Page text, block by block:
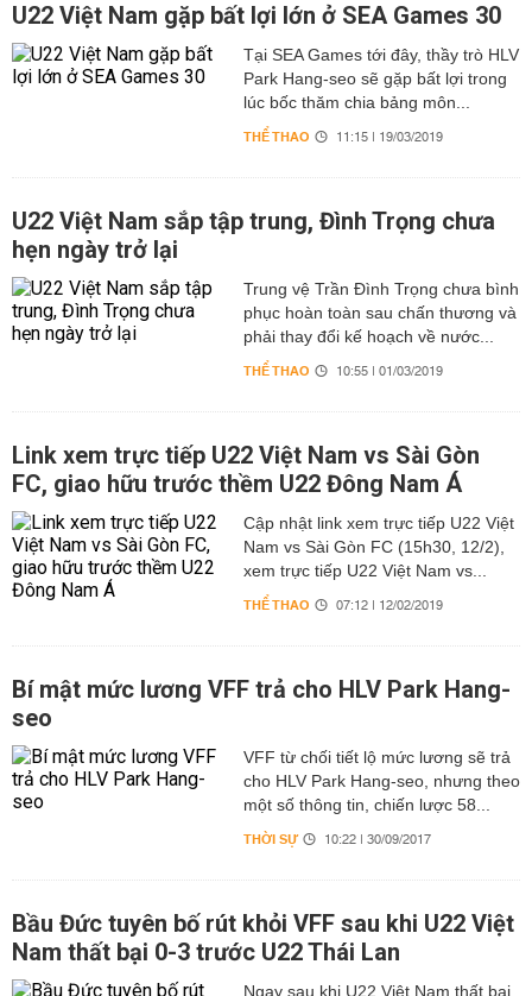
U22 Việt Nam gặp bất lợi lớn ở SEA Games 30
Tại SEA Games tới đây, thầy trò HLV
Park Hang-seo sẽ gặp bất lợi trong
lúc bốc thăm chia bảng môn...
THỂ THAO 11:15 | 19/03/2019
U22 Việt Nam sắp tập trung, Đình Trọng chưa
hẹn ngày trở lại
Trung vệ Trần Đình Trọng chưa bình
phục hoàn toàn sau chấn thương và
phải thay đổi kế hoạch về nước...
THỂ THAO 10:55 | 01/03/2019
Link xem trực tiếp U22 Việt Nam vs Sài Gòn
FC, giao hữu trước thềm U22 Đông Nam Á
Cập nhật link xem trực tiếp U22 Việt
Nam vs Sài Gòn FC (15h30, 12/2),
xem trực tiếp U22 Việt Nam vs...
THỂ THAO 07:12 | 12/02/2019
Bí mật mức lương VFF trả cho HLV Park Hang-
seo
VFF từ chối tiết lộ mức lương sẽ trả
cho HLV Park Hang-seo, nhưng theo
một số thông tin, chiến lược 58...
THỜI SỰ 10:22 | 30/09/2017
Bầu Đức tuyên bố rút khỏi VFF sau khi U22 Việt
Nam thất bại 0-3 trước U22 Thái Lan
Ngay sau khi U22 Việt Nam thất bại